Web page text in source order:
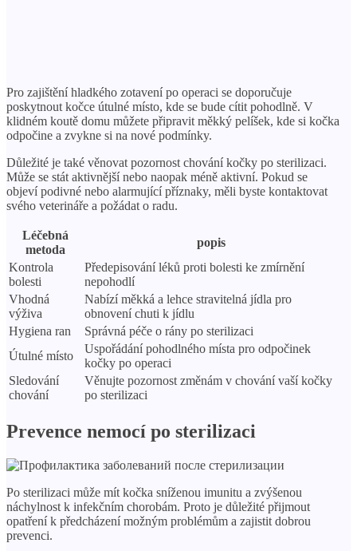
Pro zajištění hladkého zotavení po operaci se doporučuje
poskytnout kočce útulné místo, kde se bude cítit pohodlně. V
klidném koutě domu můžete připravit měkký pelíšek, kde si kočka
odpočine a zvykne si na nové podmínky.
Důležité je také věnovat pozornost chování kočky po sterilizaci.
Může se stát aktivnější nebo naopak méně aktivní. Pokud se
objeví podivné nebo alarmující příznaky, měli byste kontaktovat
svého veterináře a požádat o radu.
Léčebná
metoda
popis
Kontrola
bolesti
Předepisování léků proti bolesti ke zmírnění
nepohodlí
Vhodná
výživa
Nabízí měkká a lehce stravitelná jídla pro
obnovení chuti k jídlu
Hygiena ran
Správná péče o rány po sterilizaci
Útulné místo
Uspořádání pohodlného místa pro odpočinek
kočky po operaci
Sledování
chování
Věnujte pozornost změnám v chování vaší kočky
po sterilizaci
Prevence nemocí po sterilizaci
Po sterilizaci může mít kočka sníženou imunitu a zvýšenou
náchylnost k infekčním chorobám. Proto je důležité přijmout
opatření k předcházení možným problémům a zajistit dobrou
prevenci.